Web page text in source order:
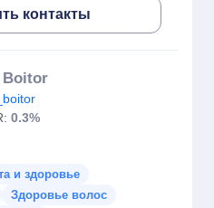
контакты
Boitor
0.3%
и здоровье
Здоровье волос